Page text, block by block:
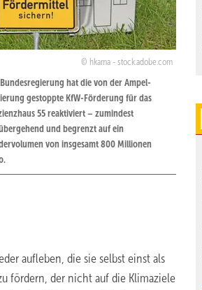
hkama - stock.adobe.com
hat die von der Ampel-
gestoppte KfW-Förderung für das
55 reaktiviert – zumindest
und begrenzt auf ein
von insgesamt 800 Millionen
aufleben, die sie selbst einst als
fördern, der nicht auf die Klimaziele